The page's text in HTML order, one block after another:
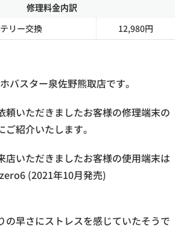
修理料金内訳
リー交換
12,980円
バスター泉佐野熊取店です。
頼いただきましたお客様の修理端末の
紹介いたします。
店いただきましたお客様の使用端末は
(2021年10月発売)
の早さにストレスを感じていたそうで